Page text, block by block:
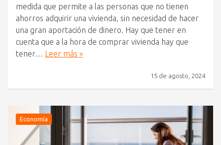
medida que permite a las personas que no tienen
ahorros adquirir una vivienda, sin necesidad de hacer
una gran aportación de dinero. Hay que tener en
cuenta que a la hora de comprar vivienda hay que
tener… Leer más »
15 de agosto, 2024
Economía